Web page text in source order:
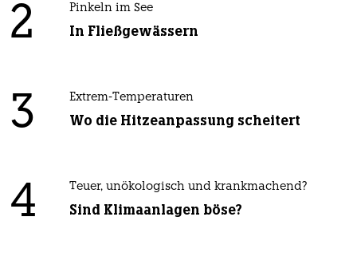
2 Pinkeln im See
In Fließgewässern
3 Extrem-Temperaturen
Wo die Hitzeanpassung scheitert
4 Teuer, unökologisch und krankmachend?
Sind Klimaanlagen böse?